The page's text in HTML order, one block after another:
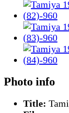
Photo info
Title: